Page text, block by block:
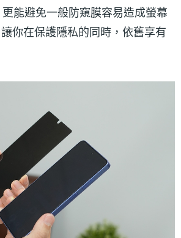
能避免一般防窺膜容易造成螢幕
你在保護隱私的同時，依舊享有